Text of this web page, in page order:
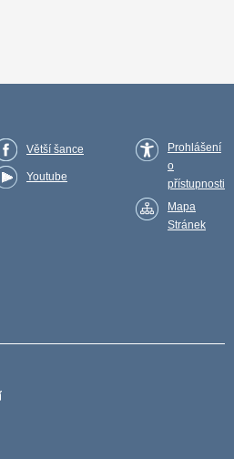
Větší šance
Youtube
Prohlášení
o
přístupnosti
Mapa
Stránek